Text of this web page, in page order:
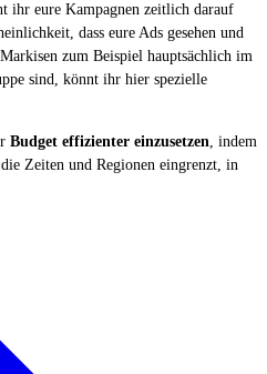
ihr eure Kampagnen zeitlich darauf
dass eure Ads gesehen und
zum Beispiel hauptsächlich im
sind, könnt ihr hier spezielle
Budget effizienter einzusetzen, indem
Zeiten und Regionen eingrenzt, in